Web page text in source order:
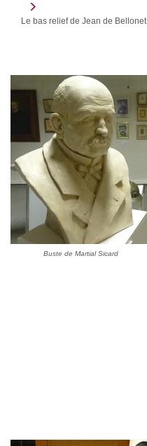
Le bas relief de Jean de Bellonet
Buste de Martial Sicard